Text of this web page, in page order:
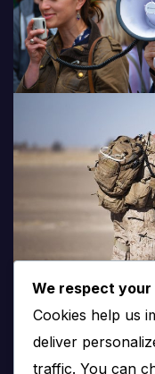
We respect
Cookies help us
deliver
traffic. You can